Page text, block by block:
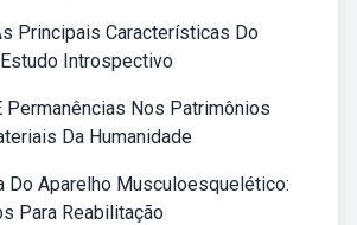
Principais Características Do
Introspectivo
Permanências Nos Patrimônios
Da Humanidade
Do Aparelho Musculoesquelético:
Para Reabilitação